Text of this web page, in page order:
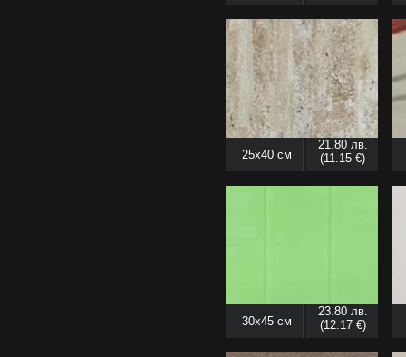
25x40 см
21.80 лв.
(11.15 €)
30x45 см
23.80 лв.
(12.17 €)